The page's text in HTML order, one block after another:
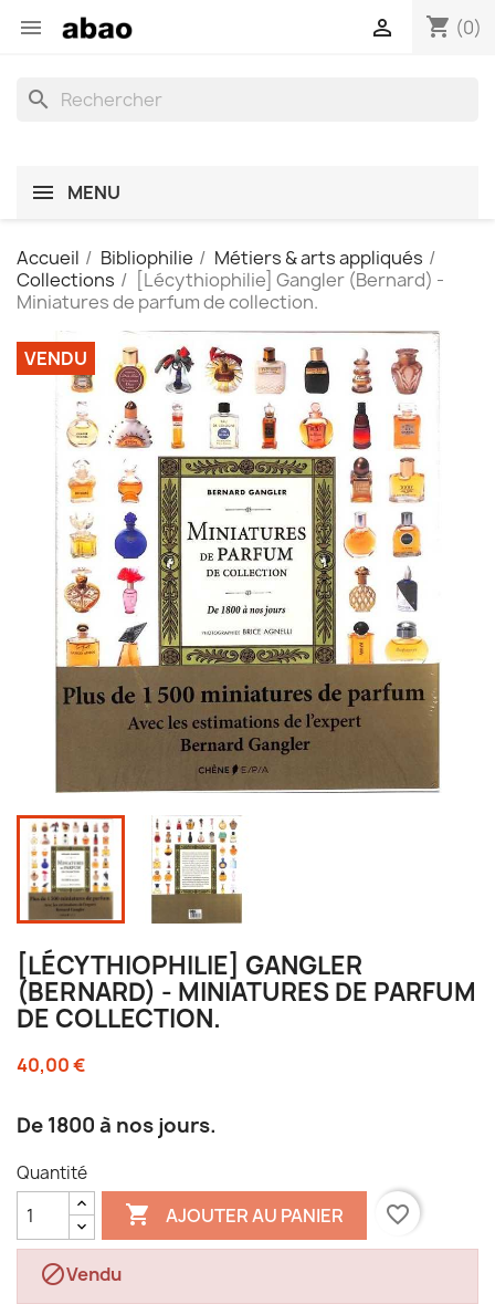
 shopping_cart (0)

search
MENU
Accueil Bibliophilie
Métiers & arts appliqués
Collections
[Lécythiophilie] Gangler (Bernard) -
Miniatures de parfum de collection.
VENDU
[LÉCYTHIOPHILIE] GANGLER
(BERNARD) - MINIATURES DE PARFUM
DE COLLECTION.
40,00 €
De 1800 à nos jours.
Quantité
 AJOUTER AU PANIER favorite_border
Vendu